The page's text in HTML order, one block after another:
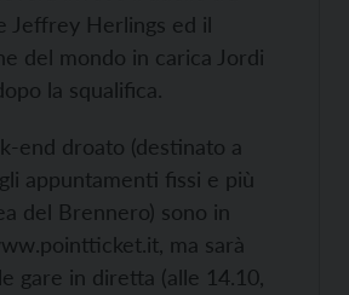
Jeffrey Herlings ed il
del mondo in carica Jordi
la squalifica.
end droato (destinato a
appuntamenti fissi e più
del Brennero) sono in
ma sarà
gare in diretta (alle 14.10,